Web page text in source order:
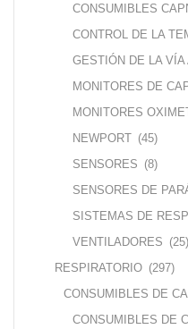
CONSUMIBLES
CONTROL DE LA
GESTIÓN DE LA VÍA
MONITORES DE
MONITORES
NEWPORT (45)
SENSORES (8)
SENSORES DE
SISTEMAS DE
VENTILADORES (25)
RESPIRATORIO (297)
CONSUMIBLES DE
CONSUMIBLES DE